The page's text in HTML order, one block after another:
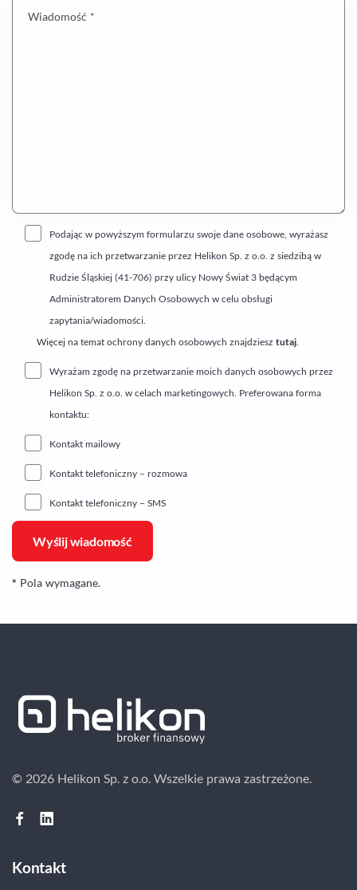
Wiadomość *
Podając w powyższym formularzu swoje dane osobowe, wyrażasz
zgodę na ich przetwarzanie przez Helikon Sp. z o.o. z siedzibą w
Rudzie Śląskiej (41-706) przy ulicy Nowy Świat 3 będącym
Administratorem Danych Osobowych w celu obsługi
zapytania/wiadomości.
Więcej na temat ochrony danych osobowych znajdziesz tutaj.
Wyrażam zgodę na przetwarzanie moich danych osobowych przez
Helikon Sp. z o.o. w celach marketingowych. Preferowana forma
kontaktu:
Kontakt mailowy
Kontakt telefoniczny – rozmowa
Kontakt telefoniczny – SMS
* Pola wymagane.
© 2026 Helikon Sp. z o.o. Wszelkie prawa zastrzeżone.
Kontakt